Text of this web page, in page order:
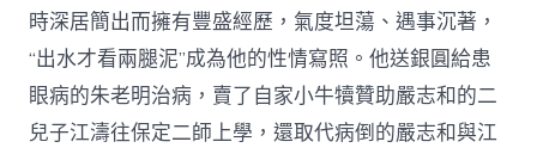
時深居簡出而擁有豐盛經歷，氣度坦蕩、遇事沉著，
“出水才看兩腿泥”成為他的性情寫照。他送銀圓給患
眼病的朱老明治病，賣了自家小牛犢贊助嚴志和的二
兒子江濤往保定二師上學，還取代病倒的嚴志和與江